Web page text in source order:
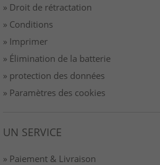
» Droit de rétractation
» Conditions
» Imprimer
» Élimination de la batterie
» protection des données
» Paramètres des cookies
UN SERVICE
» Paiement & Livraison